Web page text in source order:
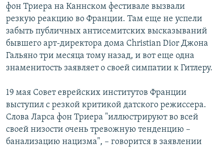
фон Триера на Каннском фестивале вызвали
резкую реакцию во Франции. Там еще не успели
забыть публичных антисемитских высказываний
бывшего арт-директора дома Christian Dior Джона
Гальяно три месяца тому назад, и вот еще одна
знаменитость заявляет о своей симпатии к Гитлеру.
19 мая Совет еврейских институтов Франции
выступил с резкой критикой датского режиссера.
Слова Ларса фон Триера "иллюстрируют во всей
своей низости очень тревожную тенденцию –
банализацию нацизма", – говорится в заявлении